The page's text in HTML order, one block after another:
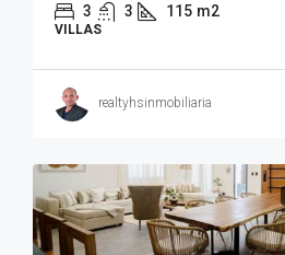
3 3 115 m2
VILLAS
realtyhsinmobiliaria